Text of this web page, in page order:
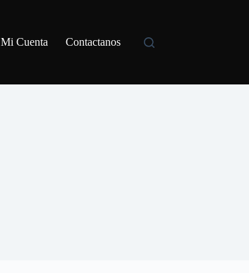
Mi Cuenta Contactanos